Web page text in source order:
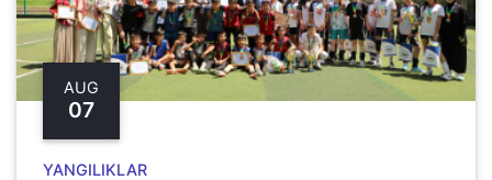
AUG
07
YANGILIKLAR